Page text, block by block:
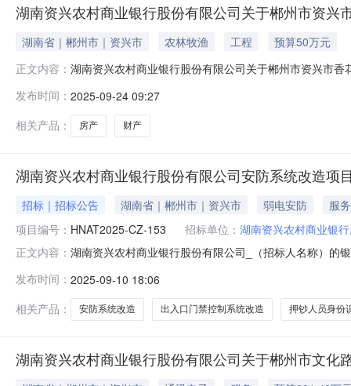
湖南资兴农村商业银行股份有限公司关于郴州市资兴
湖南省｜郴州市｜资兴市 农林牧渔 工程
预算50万元
正文内容： 湖南资兴农村商业银行股份有限公司关于郴州市资兴市
公司拟转让位于资兴市香花乡老香花支行房产，共4层。
发布时间： 2025-09-24 09:27
相关产品：
房产 财产
湖南资兴农村商业银行股份有限公司安防系统改造项
招标｜招标公告 湖南省｜郴州市｜资兴市 弱电安防
服务
项目编号： HNAT2025-CZ-153 招标单位： 湖南资兴农村商业银
正文内容： 湖南资兴农村商业银行股份有限公司_（招标人名称）的
（￥886873.00）4、本项目对应的中小企业划分标准所
激励7、合同履行期限：按
发布时间： 2025-09-10 18:06
相关产品：
安防系统改造 出入口门禁控制系统改造 押钞人员身份
湖南资兴农村商业银行股份有限公司关于郴州市文化